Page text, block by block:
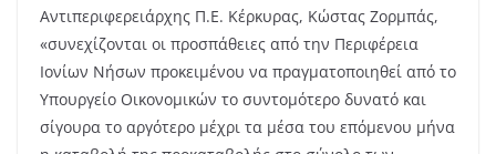
Αντιπεριφερειάρχης Π.Ε. Κέρκυρας, Κώστας Ζορμπάς,
«συνεχίζονται οι προσπάθειες από την Περιφέρεια
Ιονίων Νήσων προκειμένου να πραγματοποιηθεί από το
Υπουργείο Οικονομικών το συντομότερο δυνατό και
σίγουρα το αργότερο μέχρι τα μέσα του επόμενου μήνα